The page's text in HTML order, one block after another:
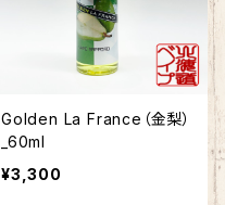
Golden La France（金梨）
_60ml
¥3,300